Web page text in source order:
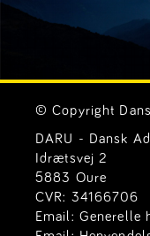
© Copyright
DARU - Dansk
Idrætsvej 2
5883 Oure
CVR: 34166706
Email: Generelle